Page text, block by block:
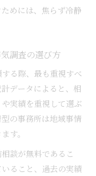
読み解く依頼者心
る浮気調査実態
安と解決法
主な不安と対処法
の安心ポイント
依頼のリアルな声
おきたい注意点
査の安心サポート
めには、焦らず冷静
調査の選び方
る際、最も重視すべ
データによると、相
実績を重視して選ぶ
の事務所は地域事情
す。
談が無料であるこ
ること、過去の実績